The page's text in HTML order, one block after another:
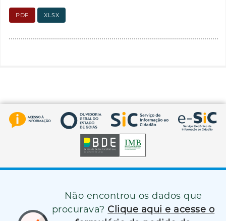
PDF XLSX
Não encontrou os dados que
procurava? Clique aqui e acesse o